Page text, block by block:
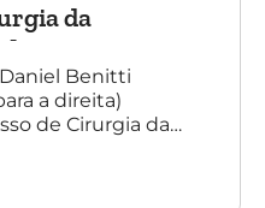
da
Benitti
a direita)
de Cirurgia da
O evento também